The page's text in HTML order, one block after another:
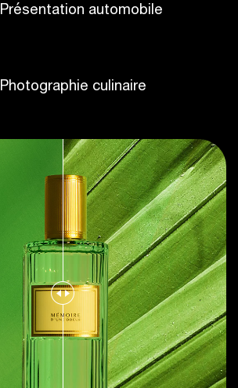
Présentation automobile
Photographie culinaire